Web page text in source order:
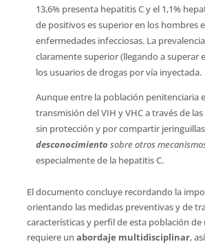
13,6% presenta hepatitis C y el 1,1%
de positivos es superior en los hombres
enfermedades infecciosas. La
claramente superior (llegando a superar
los usuarios de drogas por vía inyectada.
Aunque entre la población penitenciaria
transmisión del VIH y VHC a través de
sin protección y por compartir
desconocimiento sobre otros
especialmente de la hepatitis C.
El documento concluye recordando la
orientando las medidas preventivas y de
características y perfil de esta población de
requiere un abordaje multidisciplinar,